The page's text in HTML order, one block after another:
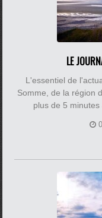
LE
L'essentiel de
Somme, de la région
plus de 5 minutes